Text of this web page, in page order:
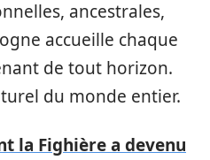
ancestrales,
accueille chaque
de tout horizon.
du monde entier.
la Fighière a devenu